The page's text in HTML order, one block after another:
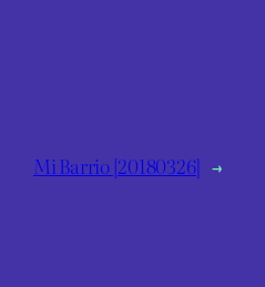
Mi Barrio [20180326] →